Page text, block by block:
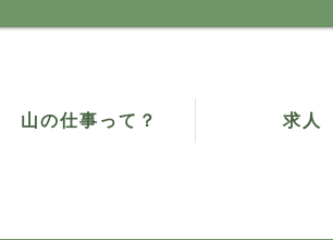
山の仕事って？ 求人